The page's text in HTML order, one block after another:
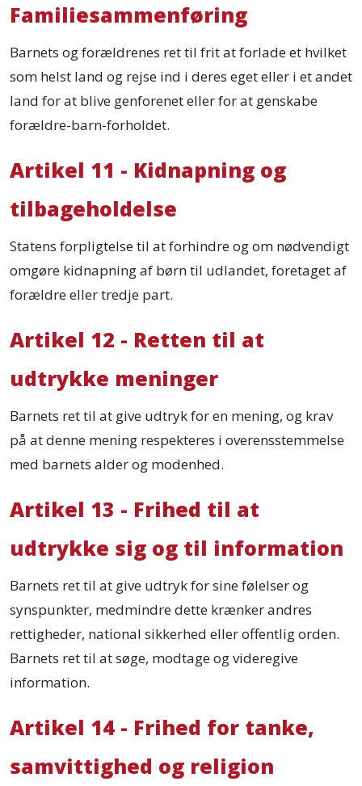
Familiesammenføring
Barnets og forældrenes ret til frit at forlade et hvilket
som helst land og rejse ind i deres eget eller i et andet
land for at blive genforenet eller for at genskabe
forældre-barn-forholdet.
Artikel 11 - Kidnapning og
tilbageholdelse
Statens forpligtelse til at forhindre og om nødvendigt
omgøre kidnapning af børn til udlandet, foretaget af
forældre eller tredje part.
Artikel 12 - Retten til at
udtrykke meninger
Barnets ret til at give udtryk for en mening, og krav
på at denne mening respekteres i overensstemmelse
med barnets alder og modenhed.
Artikel 13 - Frihed til at
udtrykke sig og til information
Barnets ret til at give udtryk for sine følelser og
synspunkter, medmindre dette krænker andres
rettigheder, national sikkerhed eller offentlig orden.
Barnets ret til at søge, modtage og videregive
information.
Artikel 14 - Frihed for tanke,
samvittighed og religion